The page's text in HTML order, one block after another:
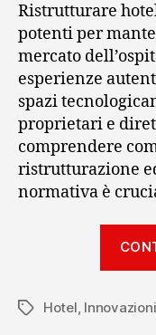
Ristrutturare
potenti per
mercato
esperienze
spazi
proprietari e
comprendere
ristrutturazione
normativa è
Tag Hotel Innovazioni